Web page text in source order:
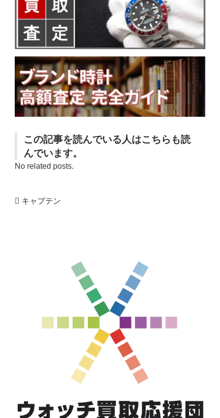
この記事を読んでいる人はこちらも読
んでいます。
No related posts.
キャプテン